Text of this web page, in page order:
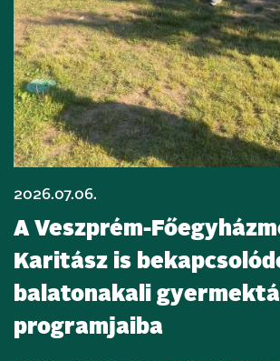
2026.07.06.
A Veszprém-
Karitász is
balatonakali
programjaiba